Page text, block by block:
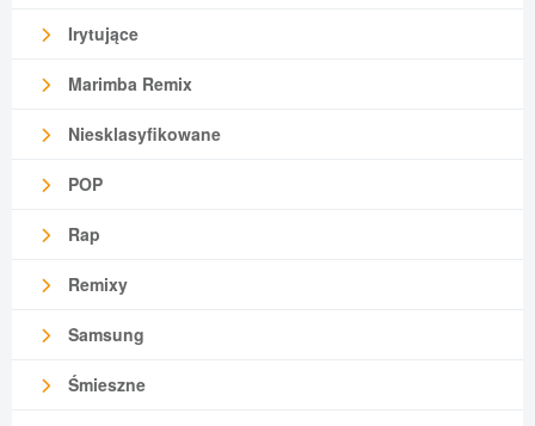
Irytujące
Marimba Remix
Niesklasyfikowane
POP
Rap
Remixy
Samsung
Śmieszne